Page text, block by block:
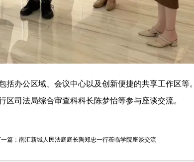
办公区域、会议中心以及创新便捷的共享工作区等。
司法局综合审查科科长陈梦怡等参与座谈交流。
篇： 南汇新城人民法庭庭长陶郑忠一行莅临学院座谈交流